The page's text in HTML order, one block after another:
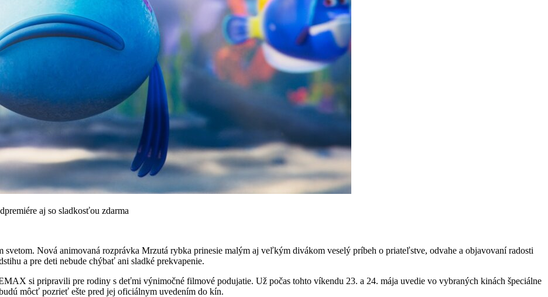
aj so sladkosťou zdarma
svetom. Nová animovaná rozprávka Mrzutá rybka prinesie malým aj veľkým divákom veselý príbeh o priateľstve, odvahe a objavovaní radosti
a pre deti nebude chýbať ani sladké prekvapenie.
si pripravili pre rodiny s deťmi výnimočné filmové podujatie. Už počas tohto víkendu 23. a 24. mája uvedie vo vybraných kinách špeciálne
môcť pozrieť ešte pred jej oficiálnym uvedením do kín.